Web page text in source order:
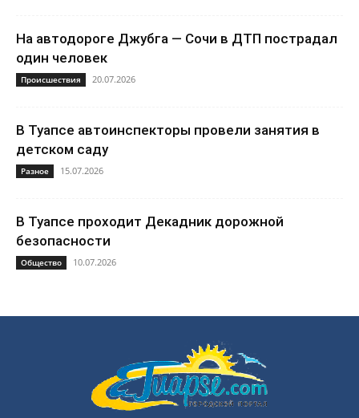
На автодороге Джубга — Сочи в ДТП пострадал
один человек
Происшествия 20.07.2026
В Туапсе автоинспекторы провели занятия в
детском саду
Разное 15.07.2026
В Туапсе проходит Декадник дорожной
безопасности
Общество 10.07.2026